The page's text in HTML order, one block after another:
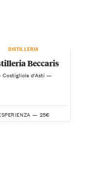
DISTILLERIA
Beccaris
d'Asti —
— 25€